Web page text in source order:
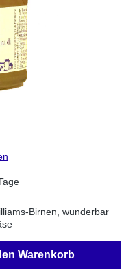
Birnen, wunderbar
Warenkorb